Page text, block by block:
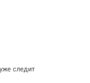
следит